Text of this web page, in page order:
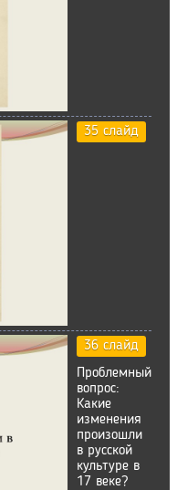
35 слайд
36 слайд
Проблемный
вопрос:
Какие
изменения
произошли
в русской
культуре в
17 веке?